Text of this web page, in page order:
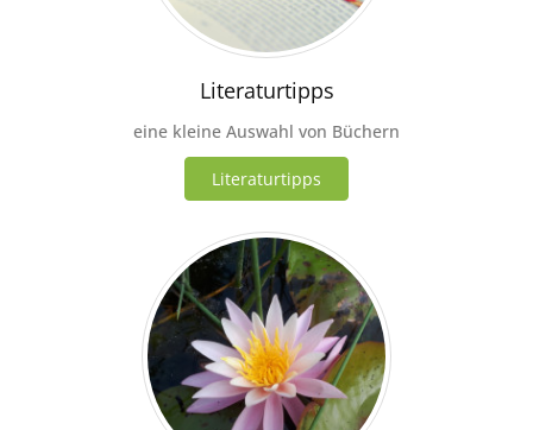
Literaturtipps
eine kleine Auswahl von Büchern
Literaturtipps